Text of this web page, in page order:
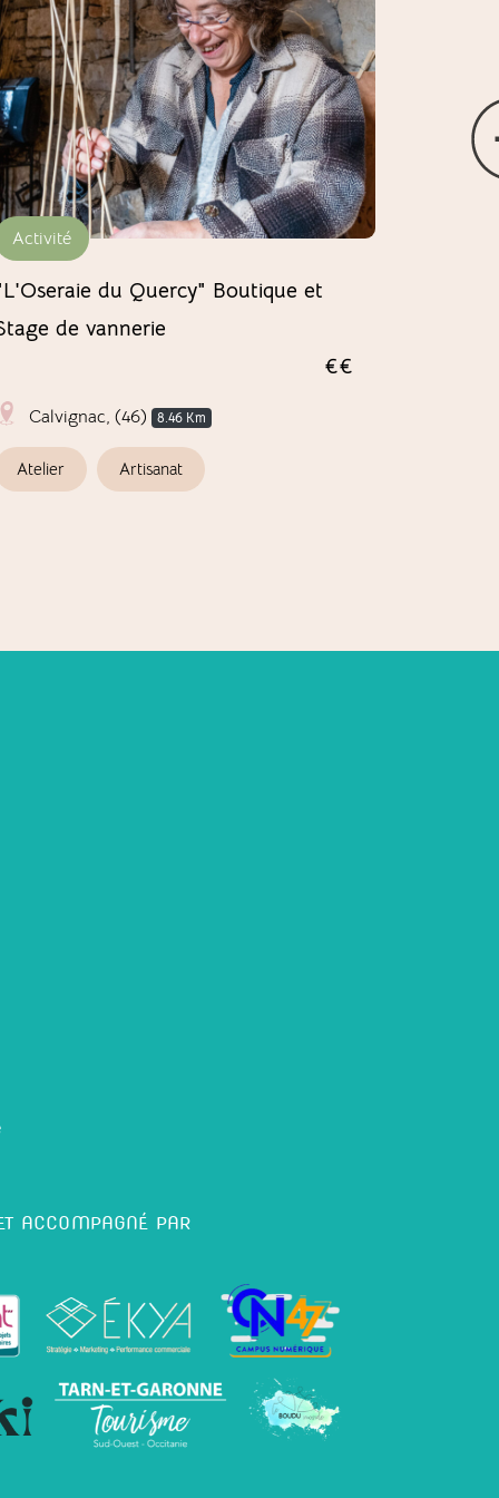
Activité
du Quercy" Boutique et
de vannerie
€€
Calvignac, (46) 8.46 Km
Atelier Artisanat
ACCOMPAGNÉ PAR